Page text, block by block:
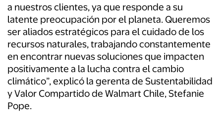
a nuestros clientes, ya que responde a su
latente preocupación por el planeta. Queremos
ser aliados estratégicos para el cuidado de los
recursos naturales, trabajando constantemente
en encontrar nuevas soluciones que impacten
positivamente a la lucha contra el cambio
climático”, explicó la gerenta de Sustentabilidad
y Valor Compartido de Walmart Chile, Stefanie
Pope.